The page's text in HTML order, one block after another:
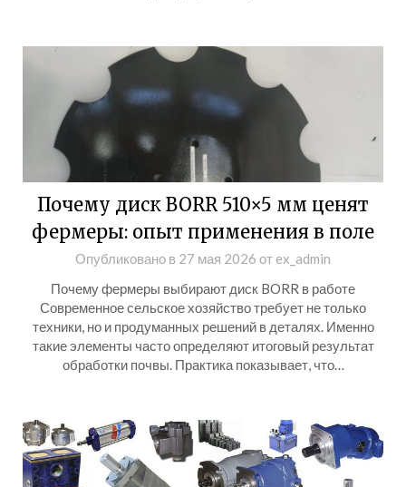
Почему диск BORR 510×5 мм ценят
фермеры: опыт применения в поле
Опубликовано в 27 мая 2026 от ex_admin
Почему фермеры выбирают диск BORR в работе
Современное сельское хозяйство требует не только
техники, но и продуманных решений в деталях. Именно
такие элементы часто определяют итоговый результат
обработки почвы. Практика показывает, что…